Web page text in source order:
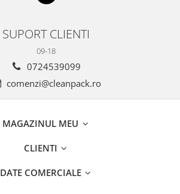
SUPORT CLIENTI
09-18
0724539099
comenzi@cleanpack.ro
MAGAZINUL MEU
CLIENTI
DATE COMERCIALE